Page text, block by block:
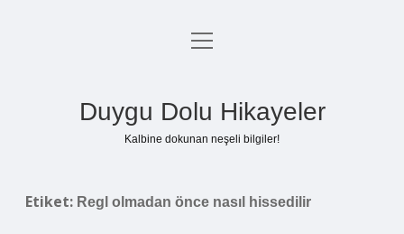
Anasayfa
menüyü
Duygu Dolu Hikayeler
Kalbine dokunan neşeli bilgiler!
Etiket: Regl olmadan önce nasıl hissedilir